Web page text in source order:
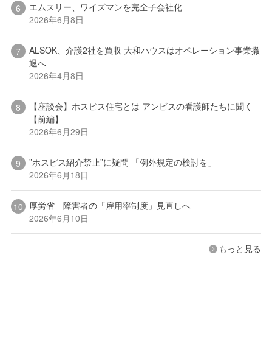
エムスリー、ワイズマンを完全子会社化
2026年6月8日
ALSOK、介護2社を買収 大和ハウスはオペレーション事業撤
退へ
2026年4月8日
【座談会】ホスピス住宅とは アンビスの看護師たちに聞く
【前編】
2026年6月29日
”ホスピス紹介禁止”に疑問 「例外規定の検討を」
2026年6月18日
厚労省 障害者の「雇用率制度」見直しへ
2026年6月10日
もっと見る